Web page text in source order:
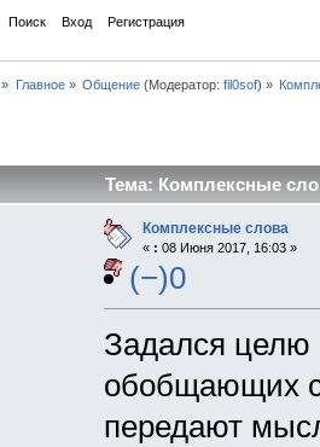
Поиск Вход Регистрация
» Главное» Общение(Модератор: fil0sof) »
Тема: Комплексные
Комплексные слова
« : 08 Июня 2017, 16:03 »
(−)0
Задался целю
обобщающих
передают